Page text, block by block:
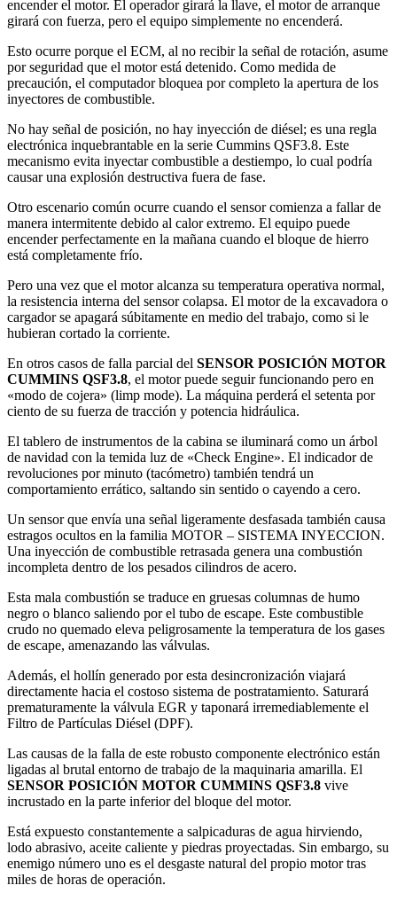
encender el motor. El operador girará la llave, el motor de arranque
girará con fuerza, pero el equipo simplemente no encenderá.
Esto ocurre porque el ECM, al no recibir la señal de rotación, asume
por seguridad que el motor está detenido. Como medida de
precaución, el computador bloquea por completo la apertura de los
inyectores de combustible.
No hay señal de posición, no hay inyección de diésel; es una regla
electrónica inquebrantable en la serie Cummins QSF3.8. Este
mecanismo evita inyectar combustible a destiempo, lo cual podría
causar una explosión destructiva fuera de fase.
Otro escenario común ocurre cuando el sensor comienza a fallar de
manera intermitente debido al calor extremo. El equipo puede
encender perfectamente en la mañana cuando el bloque de hierro
está completamente frío.
Pero una vez que el motor alcanza su temperatura operativa normal,
la resistencia interna del sensor colapsa. El motor de la excavadora o
cargador se apagará súbitamente en medio del trabajo, como si le
hubieran cortado la corriente.
En otros casos de falla parcial del SENSOR POSICIÓN MOTOR
CUMMINS QSF3.8, el motor puede seguir funcionando pero en
«modo de cojera» (limp mode). La máquina perderá el setenta por
ciento de su fuerza de tracción y potencia hidráulica.
El tablero de instrumentos de la cabina se iluminará como un árbol
de navidad con la temida luz de «Check Engine». El indicador de
revoluciones por minuto (tacómetro) también tendrá un
comportamiento errático, saltando sin sentido o cayendo a cero.
Un sensor que envía una señal ligeramente desfasada también causa
estragos ocultos en la familia MOTOR – SISTEMA INYECCION.
Una inyección de combustible retrasada genera una combustión
incompleta dentro de los pesados cilindros de acero.
Esta mala combustión se traduce en gruesas columnas de humo
negro o blanco saliendo por el tubo de escape. Este combustible
crudo no quemado eleva peligrosamente la temperatura de los gases
de escape, amenazando las válvulas.
Además, el hollín generado por esta desincronización viajará
directamente hacia el costoso sistema de postratamiento. Saturará
prematuramente la válvula EGR y taponará irremediablemente el
Filtro de Partículas Diésel (DPF).
Las causas de la falla de este robusto componente electrónico están
ligadas al brutal entorno de trabajo de la maquinaria amarilla. El
SENSOR POSICIÓN MOTOR CUMMINS QSF3.8 vive
incrustado en la parte inferior del bloque del motor.
Está expuesto constantemente a salpicaduras de agua hirviendo,
lodo abrasivo, aceite caliente y piedras proyectadas. Sin embargo, su
enemigo número uno es el desgaste natural del propio motor tras
miles de horas de operación.